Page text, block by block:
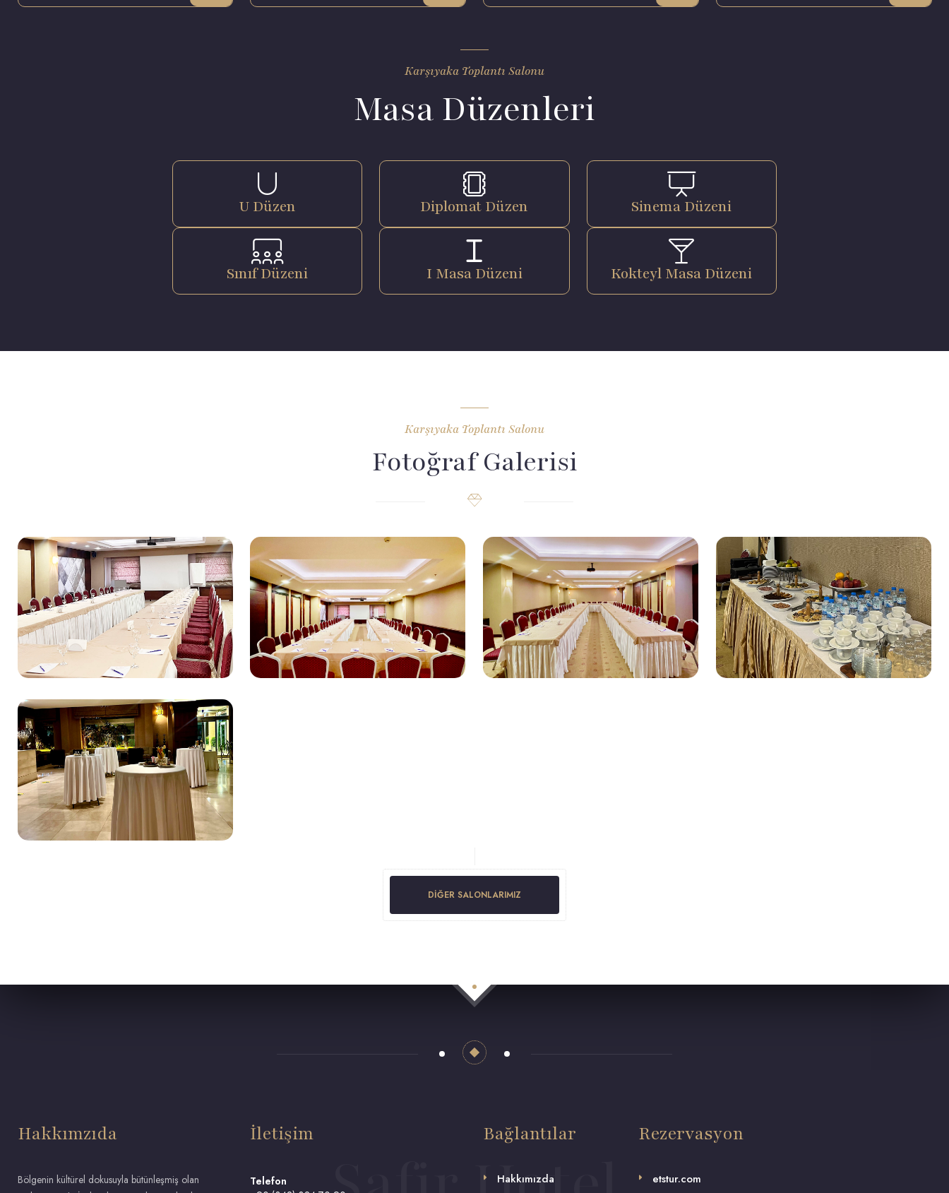
Karşıyaka Toplantı Salonu
Masa Düzenleri
U Düzen Diplomat Düzen Sinema Düzeni
Sınıf Düzeni I Masa Düzeni Kokteyl Masa Düzeni
Karşıyaka Toplantı Salonu
Fotoğraf Galerisi
DIĞER SALONLARIMIZ
Hakkımzıda
Bölgenin kültürel dokusuyla bütünleşmiş olan
İletişim
Telefon
Bağlantılar
Hakkımızda
Rezervasyon
etstur.com